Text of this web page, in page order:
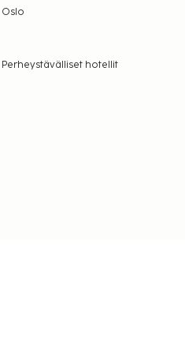
Oslo
Perheystävälliset hotellit